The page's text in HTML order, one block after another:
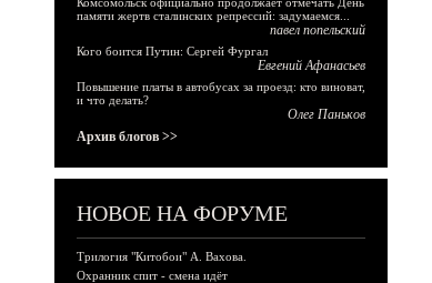
памяти жертв сталинских репрессий: задумаемся...
павел попельский
Кого боится Путин: Сергей Фургал
Евгений Афанасьев
Повышение платы в автобусах за проезд: кто виноват,
и что делать?
Олег Паньков
Архив блогов >>
НОВОЕ НА ФОРУМЕ
Трилогия "Китобои" А. Вахова.
Охранник спит - смена идёт